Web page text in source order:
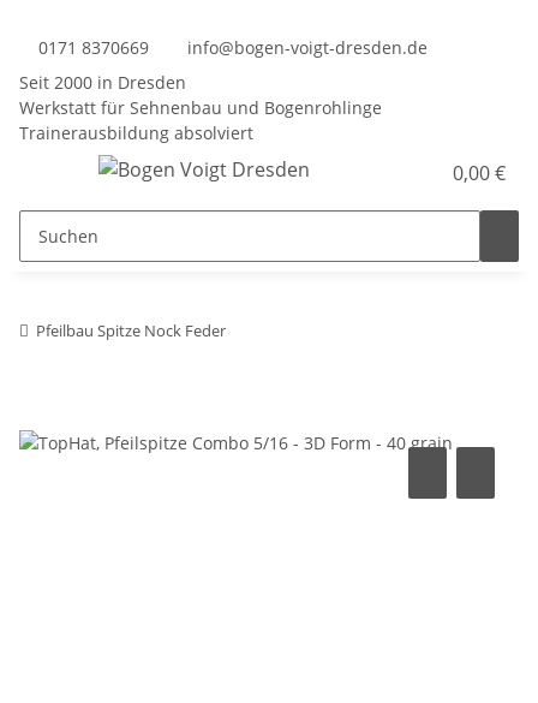
0171 8370669
info@bogen-voigt-dresden.de
Seit 2000 in Dresden
Werkstatt für Sehnenbau und Bogenrohlinge
Trainerausbildung absolviert
0,00 €
Pfeilbau Spitze Nock Feder